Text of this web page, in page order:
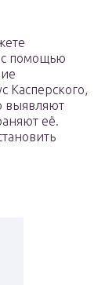
с помощью
Касперского,
выявляют
её.